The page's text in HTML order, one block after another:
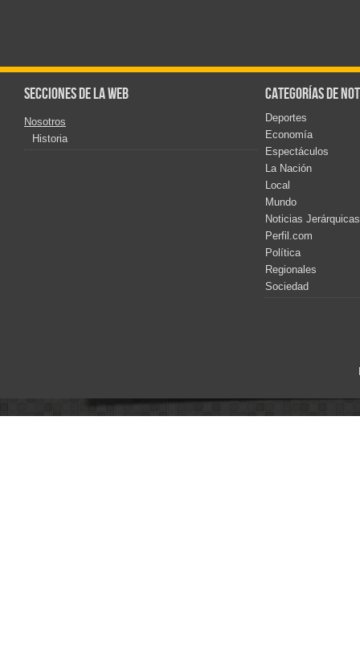
Secciones de la web
Nosotros
Historia
Categorías de
Deportes
Economía
Espectáculos
La Nación
Local
Mundo
Noticias Jerárquicas
Perfil.com
Política
Regionales
Sociedad